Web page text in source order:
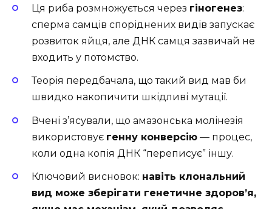
Ця риба розмножується через гіногенез:
сперма самців споріднених видів запускає
розвиток яйця, але ДНК самця зазвичай не
входить у потомство.
Теорія передбачала, що такий вид мав би
швидко накопичити шкідливі мутації.
Вчені з’ясували, що амазонська молінезія
використовує генну конверсію — процес,
коли одна копія ДНК “переписує” іншу.
Ключовий висновок: навіть клональний
вид може зберігати генетичне здоров’я,